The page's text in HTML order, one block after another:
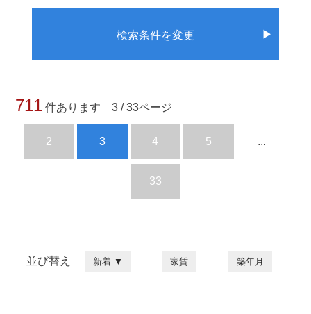
検索条件を変更 ▶
711 件あります 3 / 33ページ
2 3 4 5 ...
33
並び替え 新着 ▼ 家賃 築年月